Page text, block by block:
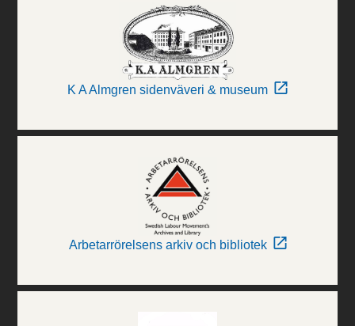
K A Almgren sidenväveri & museum
Arbetarrörelsens arkiv och bibliotek